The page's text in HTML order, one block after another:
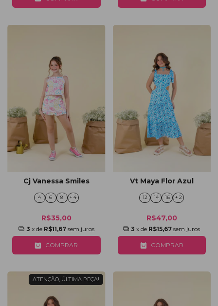
Cj Vanessa Smiles
4 6 8 + 4
R$35,00
3 x de R$11,67 sem juros
COMPRAR
Vt Maya Flor Azul
12 14 16 + 2
R$47,00
3 x de R$15,67 sem juros
COMPRAR
ATENÇÃO, ÚLTIMA PEÇA!